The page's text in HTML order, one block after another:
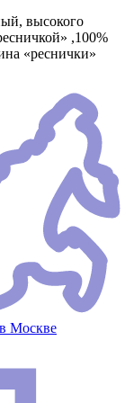
высокого
,100%
«реснички»
Москве